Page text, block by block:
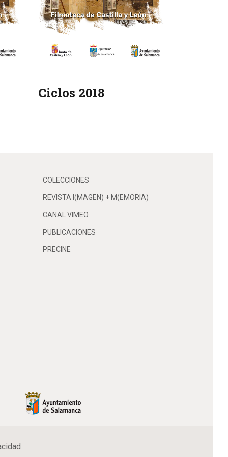
Ciclos 2018
COLECCIONES
REVISTA I(MAGEN) + M(EMORIA)
CANAL VIMEO
PUBLICACIONES
PRECINE